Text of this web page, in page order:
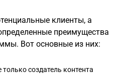
клиенты, а
преимущества
Вот основные из них:
только создатель контента